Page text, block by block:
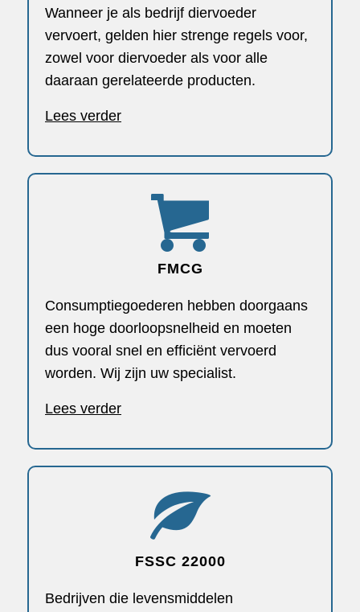
Wanneer je als bedrijf diervoeder
vervoert, gelden hier strenge regels voor,
zowel voor diervoeder als voor alle
daaraan gerelateerde producten.
Lees verder
FMCG
Consumptiegoederen hebben doorgaans
een hoge doorloopsnelheid en moeten
dus vooral snel en efficiënt vervoerd
worden. Wij zijn uw specialist.
Lees verder
FSSC 22000
Bedrijven die levensmiddelen